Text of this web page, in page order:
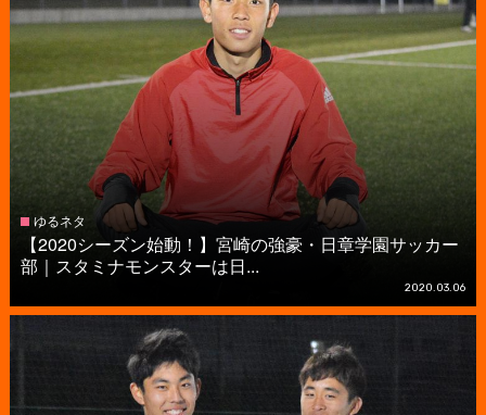
ゆるネタ
【2020シーズン始動！】宮崎の強豪・日章学園サッカー
部｜スタミナモンスターは日...
2020.03.06